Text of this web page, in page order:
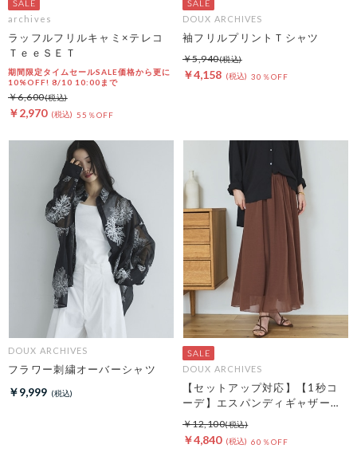
archives
ラッフルフリルキャミ×テレコ
ＴｅｅＳＥＴ
期間限定タイムセールSALE価格から更に
10%OFF! 8/10 10:00まで
￥2,970 55％OFF
￥6,600
DOUX ARCHIVES
袖フリルプリントＴシャツ
￥4,158 30％OFF
￥5,940
DOUX ARCHIVES
フラワー刺繍オーバーシャツ
￥9,999
DOUX ARCHIVES
【セットアップ対応】【1秒コ
ーデ】エスパンディギャザース
カート
￥4,840 60％OFF
￥12,100